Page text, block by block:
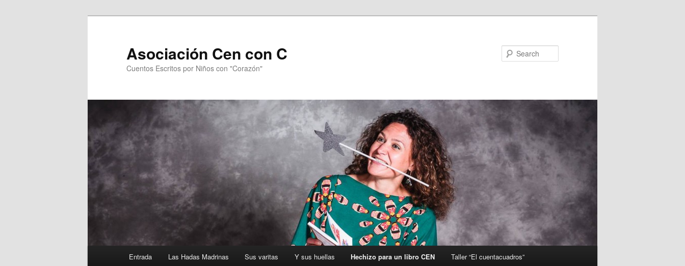
Asociación Cen con C
Cuentos Escritos por Niños con "Corazón"
Skip
Entrada Las Hadas Madrinas Sus varitas Y sus huellas Hechizo para un libro CEN Taller “El cuentacuadros”